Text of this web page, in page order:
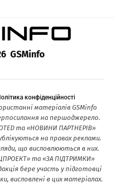
GSMinfo
конфіденційності
матеріалів GSMinfo
на першоджерело.
та «НОВИНИ ПАРТНЕРІВ»
на правах реклами.
що висловлюються в них.
та «ЗА ПІДТРИМКИ»
бере участь у підготовці
висловлені в цих матеріалах.